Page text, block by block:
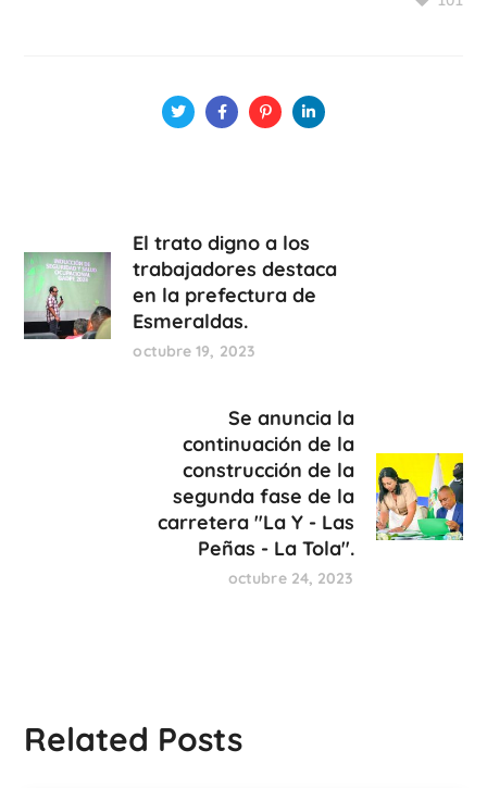
El trato digno a los
trabajadores destaca
en la prefectura de
Esmeraldas.
octubre 19, 2023
Se anuncia la
continuación de la
construcción de la
segunda fase de la
carretera "La Y - Las
Peñas - La Tola".
octubre 24, 2023
Related Posts